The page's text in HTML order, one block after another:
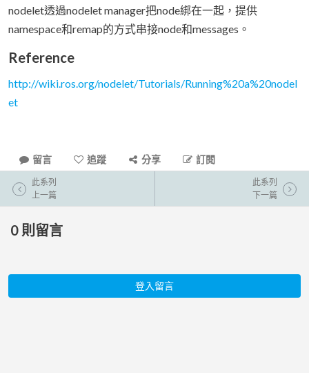
nodelet透過nodelet manager把node綁在一起，提供
namespace和remap的方式串接node和messages。
Reference
http://wiki.ros.org/nodelet/Tutorials/Running%20a%20nodel
et
留言 追蹤 分享 訂閱
此系列
上一篇
此系列
下一篇
0 則留言
登入留言